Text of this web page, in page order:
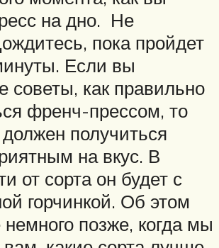
на дно. Не
пока пройдет
Если вы
советы, как правильно
френч-прессом, то
получиться
на вкус. В
от сорта он будет с
горчинкой. Об этом
позже, когда мы